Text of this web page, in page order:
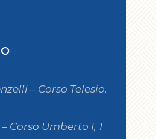
– Corso Telesio,
Corso Umberto I, 1